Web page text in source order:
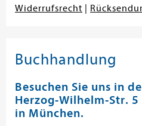
Widerrufsrecht
Buchhandlung
Besuchen Sie uns in
Herzog-Wilhelm-Str. 5
in München.